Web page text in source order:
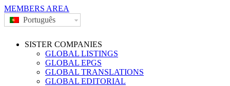
MEMBERS AREA
Português
SISTER COMPANIES
GLOBAL LISTINGS
GLOBAL EPGS
GLOBAL TRANSLATIONS
GLOBAL EDITORIAL